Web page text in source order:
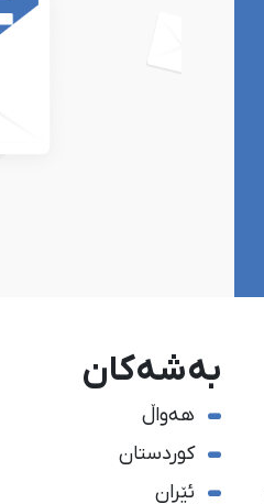
بەشەکان
هەواڵ
کوردستان
ئێران